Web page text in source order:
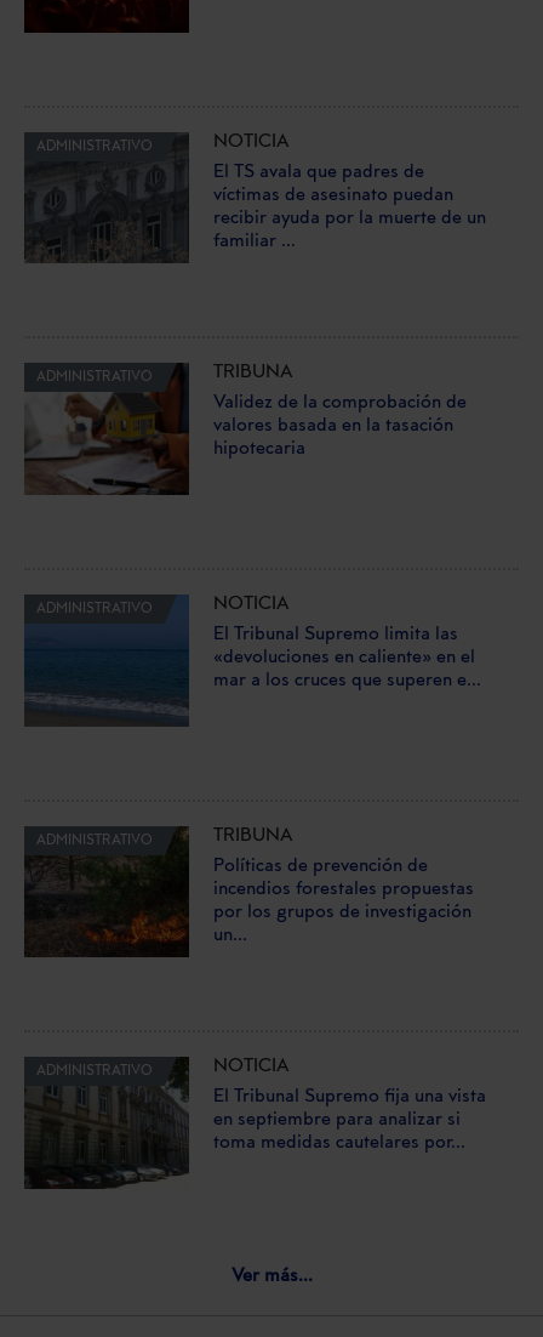
ADMINISTRATIVO
NOTICIA
El TS avala que padres de
víctimas de asesinato puedan
recibir ayuda por la muerte de un
familiar ...
ADMINISTRATIVO
TRIBUNA
Validez de la comprobación de
valores basada en la tasación
hipotecaria
ADMINISTRATIVO
NOTICIA
El Tribunal Supremo limita las
«devoluciones en caliente» en el
mar a los cruces que superen e...
ADMINISTRATIVO
TRIBUNA
Políticas de prevención de
incendios forestales propuestas
por los grupos de investigación
un...
ADMINISTRATIVO
NOTICIA
El Tribunal Supremo fija una vista
en septiembre para analizar si
toma medidas cautelares por...
Ver más...